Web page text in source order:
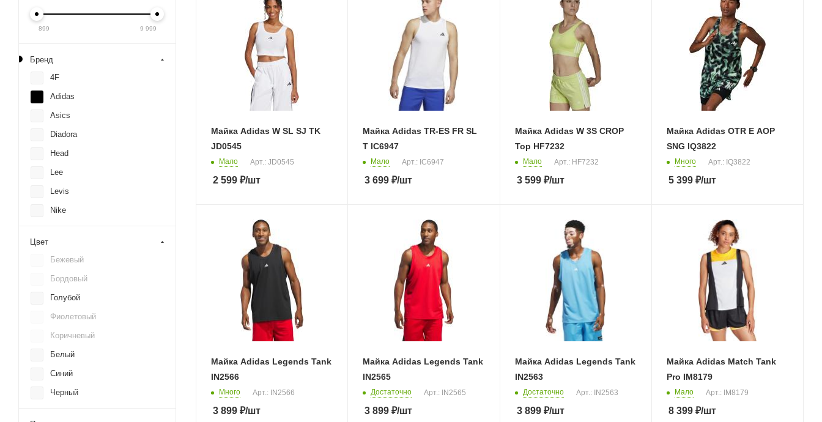
Майка Adidas W SL SJ TK
JD0545
Мало Арт.: JD0545
2 599 ₽/шт
Майка Adidas TR-ES FR SL
T IC6947
Мало Арт.: IC6947
3 699 ₽/шт
Майка Adidas W 3S CROP
Top HF7232
Мало Арт.: HF7232
3 599₽/шт
Майка Adidas OTR E AOP
SNG IQ3822
Много Арт.: IQ3822
5 399₽/шт
Майка Adidas Legends Tank
IN2566
Много Арт.: IN2566
3 899 ₽/шт
Майка Adidas Legends Tank
IN2565
Достаточно Арт.: IN2565
3 899 ₽/шт
Майка Adidas Legends Tank
IN2563
Достаточно Арт.: IN2563
3 899₽/шт
Майка Adidas Match Tank
Pro IM8179
Мало Арт.: IM8179
8 399₽/шт
899 9 999
Бренд
4F
Adidas
Asics
Diadora
Head
Lee
Levis
Nike
S.Oliver
Under Armour
Цвет
Бежевый
Бордовый
Голубой
Фиолетовый
Коричневый
Белый
Синий
Черный